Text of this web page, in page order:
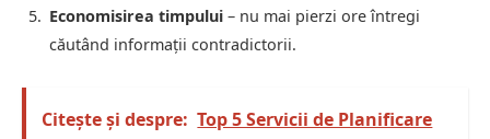
Economisirea timpului – nu mai pierzi ore întregi
căutând informații contradictorii.
Citește și despre: Top 5 Servicii de Planificare